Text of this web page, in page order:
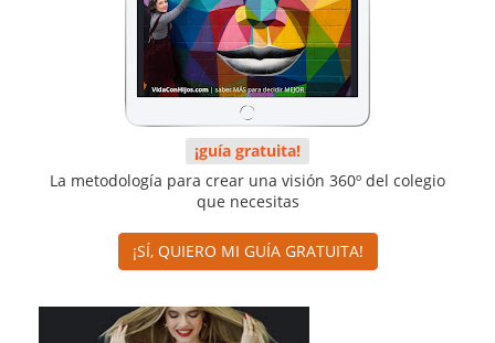
¡guía gratuita!
La metodología para crear una visión 360º del colegio
que necesitas
¡SÍ, QUIERO MI GUÍA GRATUITA!